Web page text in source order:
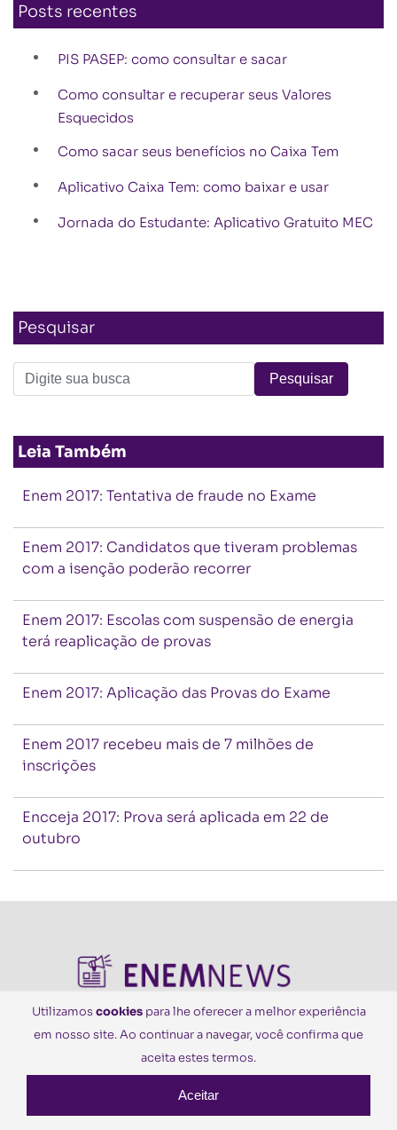
Posts recentes
PIS PASEP: como consultar e sacar
Como consultar e recuperar seus Valores
Esquecidos
Como sacar seus benefícios no Caixa Tem
Aplicativo Caixa Tem: como baixar e usar
Jornada do Estudante: Aplicativo Gratuito MEC
Pesquisar
Leia Também
Enem 2017: Tentativa de fraude no Exame
Enem 2017: Candidatos que tiveram problemas
com a isenção poderão recorrer
Enem 2017: Escolas com suspensão de energia
terá reaplicação de provas
Enem 2017: Aplicação das Provas do Exame
Enem 2017 recebeu mais de 7 milhões de
inscrições
Encceja 2017: Prova será aplicada em 22 de
outubro
© Todos os Direitos Reservados
Utilizamoscookiespara lhe oferecer a melhor experiência
em nosso site. Ao continuar a navegar, você confirma que
aceita estes termos.
Aceitar